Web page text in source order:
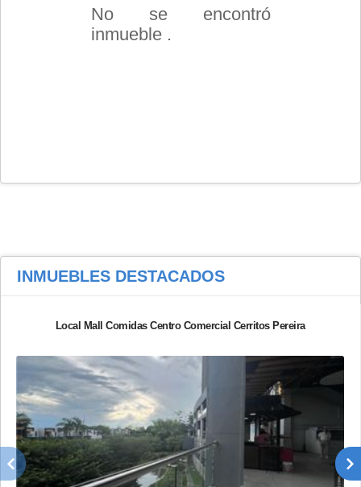
No se encontró
inmueble .
INMUEBLES DESTACADOS
Local Mall Comidas Centro Comercial Cerritos Pereira